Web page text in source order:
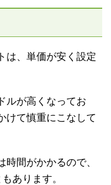
は、単価が安く設定
ルが高くなってお
けて慎重にこなして
間がかかるので、
あります。